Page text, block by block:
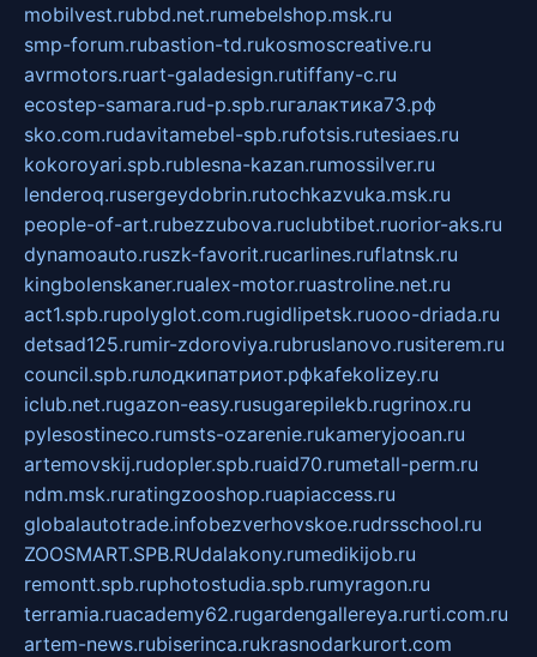
mobilvest.rubbd.net.rumebelshop.msk.ru
smp-forum.rubastion-td.rukosmoscreative.ru
avrmotors.ruart-galadesign.rutiffany-c.ru
ecostep-samara.rud-p.spb.ruгалактика73.рф
sko.com.rudavitamebel-spb.rufotsis.rutesiaes.ru
kokoroyari.spb.rublesna-kazan.rumossilver.ru
lenderoq.rusergeydobrin.rutochkazvuka.msk.ru
people-of-art.rubezzubova.ruclubtibet.ruorior-aks.ru
dynamoauto.ruszk-favorit.rucarlines.ruflatnsk.ru
kingbolenskaner.rualex-motor.ruastroline.net.ru
act1.spb.rupolyglot.com.rugidlipetsk.ruooo-driada.ru
detsad125.rumir-zdoroviya.rubruslanovo.rusiterem.ru
council.spb.ruлодкипатриот.рфkafekolizey.ru
iclub.net.rugazon-easy.rusugarepilekb.rugrinox.ru
pylesostineco.rumsts-ozarenie.rukameryjooan.ru
artemovskij.rudopler.spb.ruaid70.rumetall-perm.ru
ndm.msk.ruratingzooshop.ruapiaccess.ru
globalautotrade.infobezverhovskoe.rudrsschool.ru
ZOOSMART.SPB.RUdalakony.rumedikijob.ru
remontt.spb.ruphotostudia.spb.rumyragon.ru
terramia.ruacademy62.rugardengallereya.rurti.com.ru
artem-news.rubiserinca.rukrasnodarkurort.com